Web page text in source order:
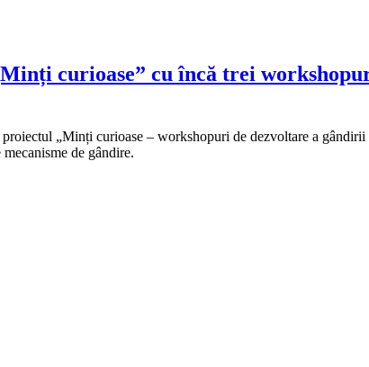
curioase” cu încă trei
„Minți curioase – workshopuri de dezvoltare a gândirii
de gândire.